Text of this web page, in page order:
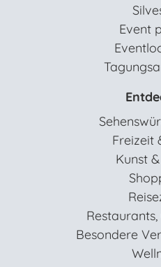
Event
Freizeit
Kunst
Besondere